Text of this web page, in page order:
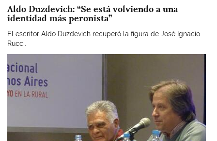
Aldo Duzdevich: “Se está volviendo a una
identidad más peronista”
El escritor Aldo Duzdevich recuperó la figura de José Ignacio
Rucci.